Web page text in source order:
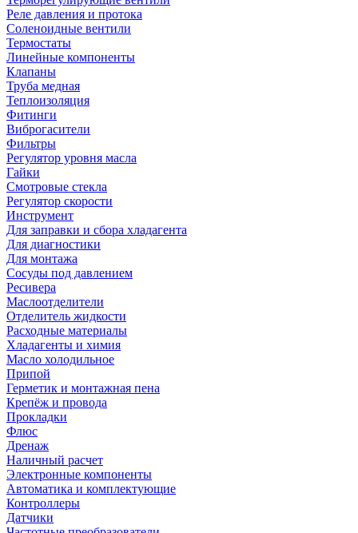
Реле давления и протока
Соленоидные вентили
Термостаты
Линейные компоненты
Клапаны
Труба медная
Теплоизоляция
Фитинги
Виброгасители
Фильтры
Регулятор уровня масла
Гайки
Смотровые стекла
Регулятор скорости
Инструмент
Для заправки и сбора хладагента
Для диагностики
Для монтажа
Сосуды под давлением
Ресивера
Маслоотделители
Отделитель жидкости
Расходные материалы
Хладагенты и химия
Масло холодильное
Припой
Герметик и монтажная пена
Крепёж и провода
Прокладки
Флюс
Дренаж
Наличный расчет
Электронные компоненты
Автоматика и комплектующие
Контроллеры
Датчики